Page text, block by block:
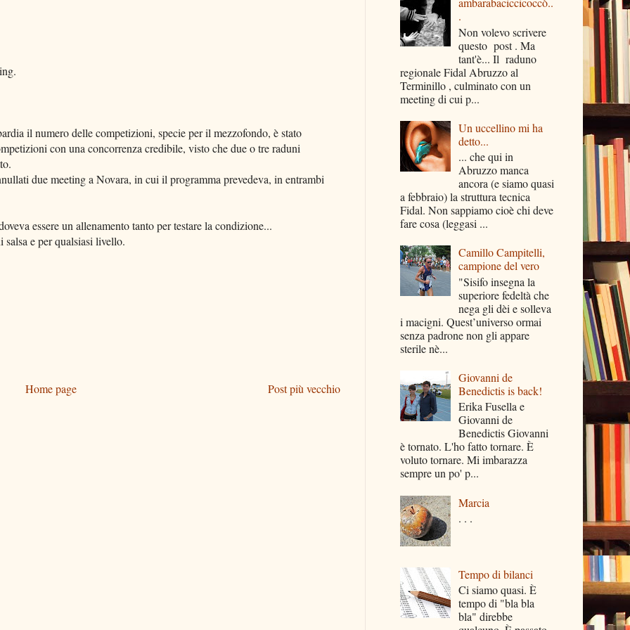
il numero delle competizioni, specie per il mezzofondo, è stato
con una concorrenza credibile, visto che due o tre raduni
due meeting a Novara, in cui il programma prevedeva, in entrambi
essere un allenamento tanto per testare la condizione...
salsa e per qualsiasi livello.
Post più vecchio
Home page
.
Non volevo scrivere
questo post . Ma
tant'è... Il raduno
regionale Fidal Abruzzo al
Terminillo , culminato con un
meeting di cui p...
Un uccellino mi ha
detto...
... che qui in
Abruzzo manca
ancora (e siamo quasi
a febbraio) la struttura tecnica
Fidal. Non sappiamo cioè chi deve
fare cosa (leggasi ...
Camillo Campitelli,
campione del vero
"Sisifo insegna la
superiore fedeltà che
nega gli dèi e solleva
i macigni. Quest’universo ormai
senza padrone non gli appare
sterile nè...
Giovanni de
Benedictis is back!
Erika Fusella e
Giovanni de
Benedictis Giovanni
è tornato. L'ho fatto tornare. È
voluto tornare. Mi imbarazza
sempre un po' p...
Marcia
. . .
Tempo di bilanci
Ci siamo quasi. È
tempo di "bla bla
bla" direbbe